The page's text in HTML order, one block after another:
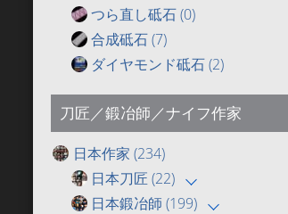
つら直し砥石(0)
合成砥石(7)
ダイヤモンド砥石(2)
刀匠／鍛冶師／ナイフ作家
日本作家 (234)
日本刀匠 (22)
日本鍛冶師 (199)